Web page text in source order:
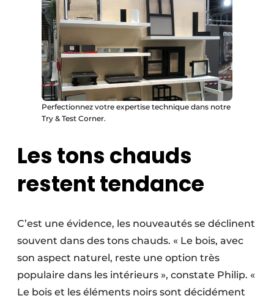
Perfectionnez votre expertise technique dans notre
Try & Test Corner.
Les tons chauds
restent tendance
C’est une évidence, les nouveautés se déclinent
souvent dans des tons chauds. « Le bois, avec
son aspect naturel, reste une option très
populaire dans les intérieurs », constate Philip. «
Le bois et les éléments noirs sont décidément